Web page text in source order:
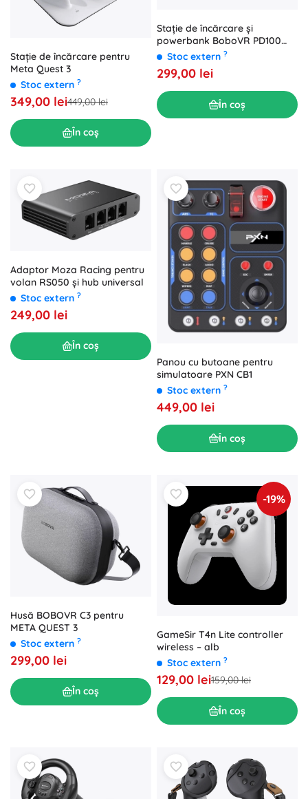
Stație de încărcare pentru
Meta Quest 3
Stoc extern ?
349,00 lei449,00 lei
În coș
Stație de încărcare și
powerbank BoboVR PD100
Combo pentru baterii B100
Stoc extern ?
299,00 lei
În coș
Adaptor Moza Racing pentru
volan RS050 și hub universal
Stoc extern ?
249,00 lei
În coș
Panou cu butoane pentru
simulatoare PXN CB1
Stoc extern ?
449,00 lei
În coș
Husă BOBOVR C3 pentru
META QUEST 3
Stoc extern ?
299,00 lei
În coș
-19%
GameSir T4n Lite controller
wireless – alb
Stoc extern ?
129,00 lei159,00 lei
În coș